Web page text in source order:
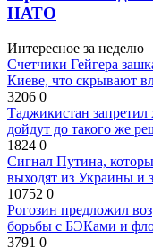
НАТО
Интересное за неделю
Счетчики Гейгера
Киеве, что скрывают
3206 0
Таджикистан
дойдут до такого же
1824 0
Сигнал Путина,
выходят из Украины и
10752 0
Рогозин предложил
борьбы с БЭКами и
3791 0